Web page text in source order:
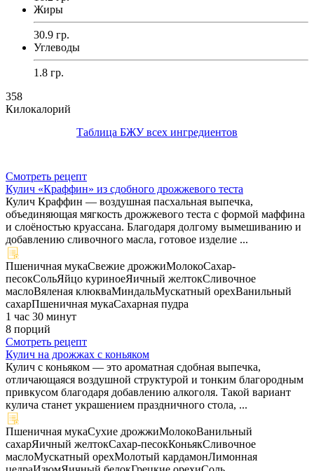
Жиры
30.9 гр.
Углеводы
1.8 гр.
358
Килокалорий
Таблица БЖУ всех ингредиентов
Смотреть рецепт
Кулич «Краффин» из сдобного дрожжевого теста
Кулич Краффин — воздушная пасхальная выпечка,
объединяющая мягкость дрожжевого теста с формой маффина
и слоёностью круассана. Благодаря долгому вымешиванию и
добавлению сливочного масла, готовое изделие ...
Пшеничная мукаСвежие дрожжиМолокоСахар-
песокСольЯйцо куриноеЯичный желтокСливочное
маслоВяленая клюкваМиндальМускатный орехВанильный
сахарПшеничная мукаСахарная пудра
1 час 30 минут
8 порций
Смотреть рецепт
Кулич на дрожжах с коньяком
Кулич с коньяком — это ароматная сдобная выпечка,
отличающаяся воздушной структурой и тонким благородным
привкусом благодаря добавлению алкоголя. Такой вариант
кулича станет украшением праздничного стола, ...
Пшеничная мукаСухие дрожжиМолокоВанильный
сахарЯичный желтокСахар-песокКоньякСливочное
маслоМускатный орехМолотый кардамонЛимонная